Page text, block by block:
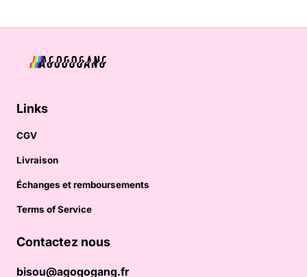
Links
CGV
Livraison
Échanges et remboursements
Terms of Service
Contactez nous
bisou@agogogang.fr